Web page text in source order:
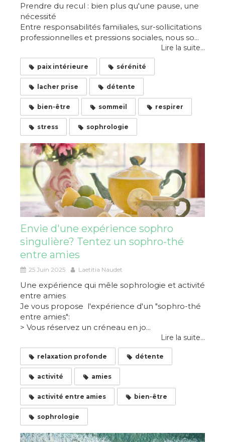
Prendre du recul : bien plus qu'une pause, une
nécessité
Entre responsabilités familiales, sur-sollicitations
professionnelles et pressions sociales, nous so...
Lire la suite...
paix intérieure sérénité
lacher prise détente
bien-être sommeil respirer
stress sophrologie
Envie d'une expérience sophro
singulière? Tentez un sophro-thé
entre amies
25 Juin 2025 Laetitia Naudet
Une expérience qui mêle sophrologie et activité
entre amies
Je vous propose l'expérience d'un "sophro-thé
entre amies":
> Vous réservez un créneau en jo...
Lire la suite...
relaxation profonde détente
activité amies
activité entre amies bien-être
sophrologie